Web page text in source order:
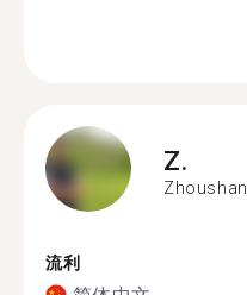
Z.
Zhoushan
流利